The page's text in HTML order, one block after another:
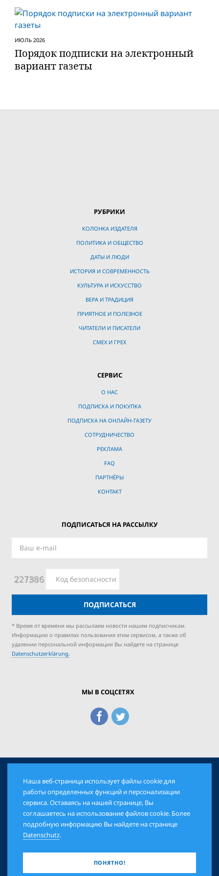
ИЮЛЬ 2026
Порядок подписки на электронный
вариант газеты
РУБРИКИ
КОЛОНКА ИЗДАТЕЛЯ
ПОЛИТИКА И ОБЩЕСТВО
ДАТЫ И ЛЮДИ
ИСТОРИЯ И СОВРЕМЕННОСТЬ
КУЛЬТУРА И ИСКУССТВО
ВЕРА И ТРАДИЦИЯ
ПРИЯТНОЕ И ПОЛЕЗНОЕ
ЧИТАТЕЛИ И ПИСАТЕЛИ
СМЕХ И ГРЕХ
СЕРВИС
О НАС
ПОДПИСКА И ПОКУПКА
ПОДПИСКА НА ОНЛАЙН-ГАЗЕТУ
СОТРУДНИЧЕСТВО
РЕКЛАМА
FAQ
ПАРТНЁРЫ
КОНТАКТ
ПОДПИСАТЬСЯ НА РАССЫЛКУ
ПОДПИСАТЬСЯ
* Время от времени мы рассылаем новости нашим подписчикам.
Информацию о правилах пользования этим сервисом, а также об
удалении персональной информации Вы найдете на странице
Datenschutzerklärung.
МЫ В СОЦСЕТЯХ
© 2026 Еврейская Панорама. Все права защищены
AGB DATENSCHUTZ IMPRESSUM
Наша веб-страница использует файлы cookie для
работы определенных функций и персонализации
сервиса. Оставаясь на нашей странице, Вы
соглашаетесь на использование файлов cookie. Более
подробную информацию Вы найдете на странице
Datenschutz.
ПОНЯТНО!